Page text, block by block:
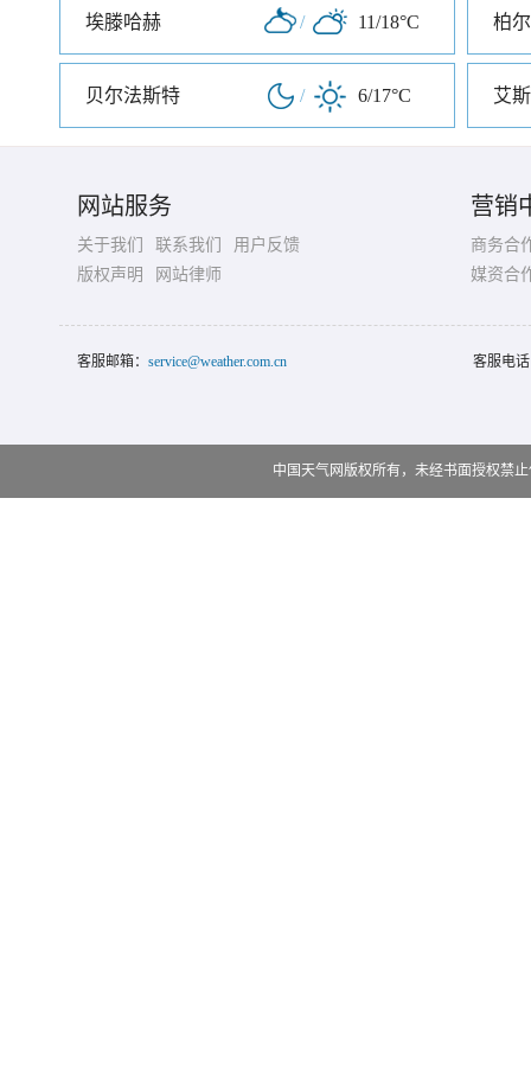
埃滕哈赫 / 11/18°C 柏尔
贝尔法斯特 / 6/17°C 艾
网站服务
关于我们 联系我们
用户反馈
版权声明
网站律师
营销
商务合
媒资合
客服邮箱： service@weather.com.cn 客服电
中国天气网版权所有，未经书面授权